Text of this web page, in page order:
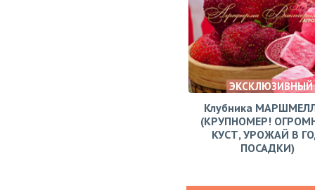
ЭКСКЛЮЗИВНЫЙ
Клубника
(КРУПНОМЕР!
КУСТ, УРОЖАЙ В
ПОСАДКИ)